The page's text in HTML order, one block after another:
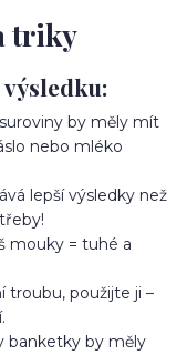
triky
by měly mít
nebo mléko
lepší výsledky než
mouky = tuhé a
troubu, použijte ji –
banketky by měly